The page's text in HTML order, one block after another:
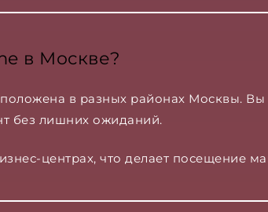
в Москве?
в разных районах Москвы.
без лишних ожиданий.
центрах, что делает посещение